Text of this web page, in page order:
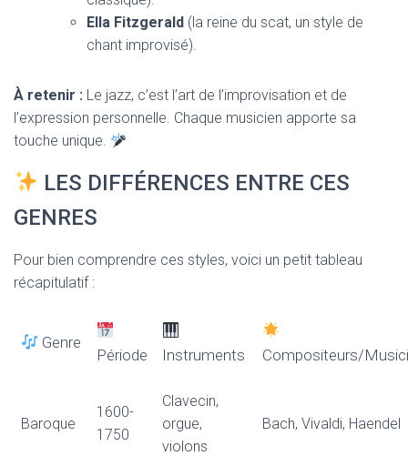
Ella Fitzgerald (la reine du scat, un style de
chant improvisé).
À retenir : Le jazz, c’est l’art de l’improvisation et de
l’expression personnelle. Chaque musicien apporte sa
touche unique.
LES DIFFÉRENCES ENTRE CES
GENRES
Pour bien comprendre ces styles, voici un petit tableau
récapitulatif :
Genre
Période Instruments Compositeurs/
Baroque
1600-
1750
Clavecin,
orgue,
violons
Bach, Vivaldi, Haendel